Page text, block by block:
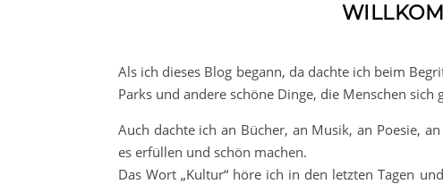
Als ich dieses Blog begann, da dachte ich beim
Parks und andere schöne Dinge, die Menschen sich
Auch dachte ich an Bücher, an Musik, an Poesie,
es erfüllen und schön machen.
Das Wort „Kultur“ höre ich in den letzten Tagen